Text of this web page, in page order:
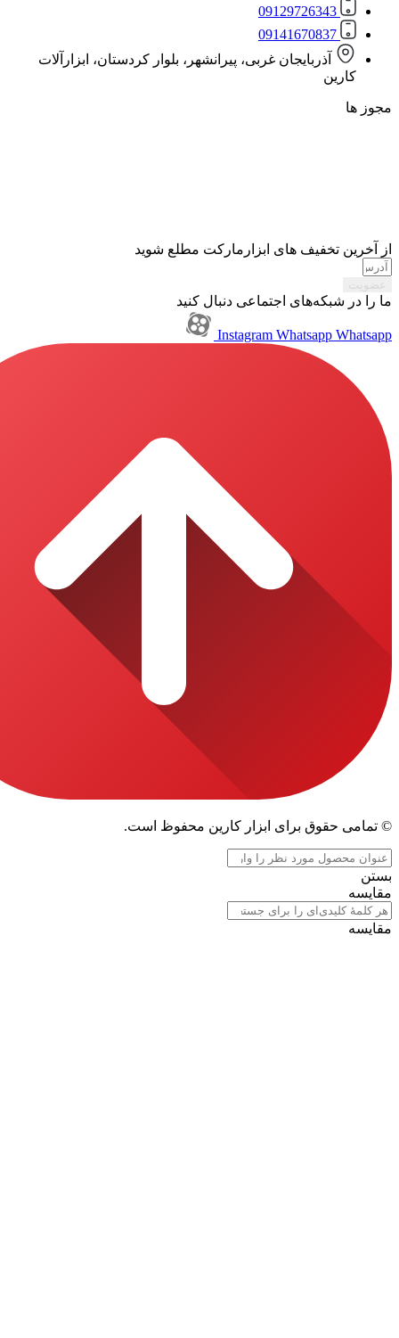
آذربایجان غربی، پیرانشهر، بلوار کردستان، ابزارآلات
های ابزارمارکت مطلع شوید
اجتماعی دنبال کنید
Instagram Whatsapp
برای ابزار کارین محفوظ است.